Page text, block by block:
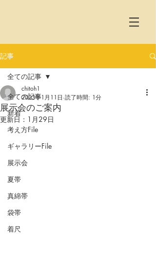
記事
全ての記事
新着
考え方File
ギャラリーFile
展示会
夏帯
真綿帯
袋帯
着尺
全ての記事
展示会のご案内
chitoh1
2023年1月11日 読了時間: 1分
更新日： 1月29日